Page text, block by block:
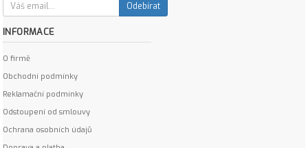
Odebírat
INFORMACE
O firmě
Obchodní podmínky
Reklamační podmínky
Odstoupení od smlouvy
Ochrana osobních údajů